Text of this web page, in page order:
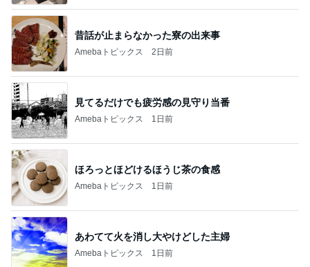
昔話が止まらなかった寮の出来事
Amebaトピックス 2日前
見てるだけでも疲労感の見守り当番
Amebaトピックス 1日前
ほろっとほどけるほうじ茶の食感
Amebaトピックス 1日前
あわてて火を消し大やけどした主婦
Amebaトピックス 1日前